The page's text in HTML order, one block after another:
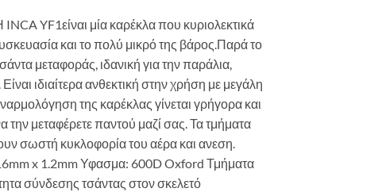
YF1είναι μία καρέκλα που κυριολεκτικά
και το πολύ μικρό της βάρος.Παρά το
μεταφοράς, ιδανική για την παράλια,
ιδιαίτερα ανθεκτική στην χρήση με μεγάλη
της καρέκλας γίνεται γρήγορα και
μεταφέρετε παντού μαζί σας. Τα τμήματα
σωστή κυκλοφορία του αέρα και ανεση.
x 1.2mm Υφασμα: 600D Oxford Τμήματα
σύνδεσης τσάντας στον σκελετό